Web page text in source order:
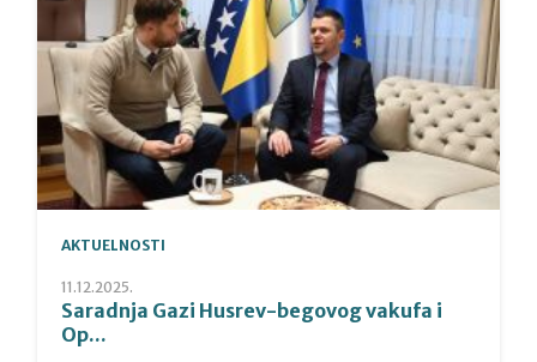
AKTUELNOSTI
11.12.2025.
Saradnja Gazi Husrev-begovog vakufa i
Op...